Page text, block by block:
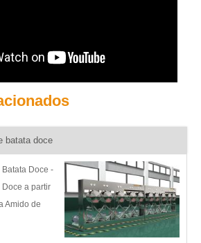
batata doce
Doce -
Doce a partir
Amido de